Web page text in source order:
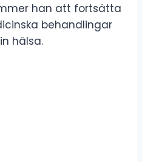
han att fortsätta
behandlingar
hälsa.